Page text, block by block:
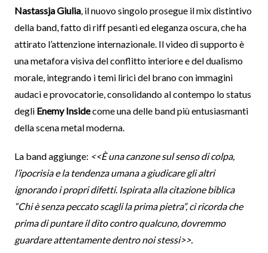
Nastassja Giulia, il nuovo singolo prosegue il mix distintivo
della band, fatto di riff pesanti ed eleganza oscura, che ha
attirato l’attenzione internazionale. Il video di supporto è
una metafora visiva del conflitto interiore e del dualismo
morale, integrando i temi lirici del brano con immagini
audaci e provocatorie, consolidando al contempo lo status
degli Enemy Insidecome una delle band più entusiasmanti
della scena metal moderna.
La band aggiunge: <<È una canzone sul senso di colpa,
l’ipocrisia e la tendenza umana a giudicare gli altri
ignorando i propri difetti. Ispirata alla citazione biblica
“Chi è senza peccato scagli la prima pietra”, ci ricorda che
prima di puntare il dito contro qualcuno, dovremmo
guardare attentamente dentro noi stessi>>.